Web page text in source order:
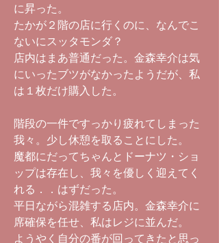
に昇った。
たかが２階の店に行くのに、なんでこ
ないにスッタモンダ？
店内はまあ普通だった。金森幸介は気
にいったブツがなかったようだが、私
は１枚だけ購入した。
階段の一件ですっかり疲れてしまった
我々。少し休憩を取ることにした。
魔都にだってちゃんとドーナツ・ショ
ップは存在し、我々を優しく迎えてく
れる．．はずだった。
平日ながら混雑する店内。金森幸介に
席確保を任せ、私はレジに並んだ。
ようやく自分の番が回ってきたと思っ